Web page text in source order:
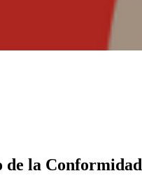
de la Conformidad